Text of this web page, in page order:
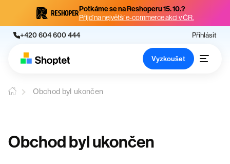
Potkáme se na Reshoperu 15. 10.?
Přijď na největší e-commerce akci v ČR.
+420 604 600 444 Přihlásit
Vyzkoušet
Obchod byl ukončen
Obchod byl ukončen